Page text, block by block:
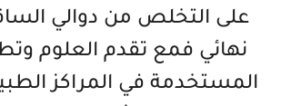
على التخلص من دوالي
نهائي فمع تقدم العلوم
المستخدمة في المراكز